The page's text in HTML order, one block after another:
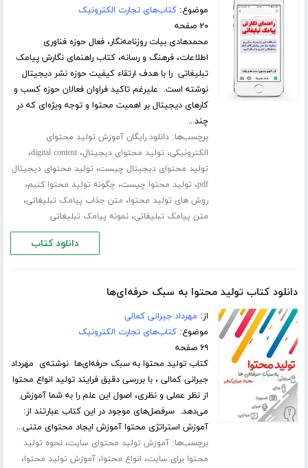
موضوع:کتاب‌های تجارت الکترونیک
۲۰ صفحه
محمدهادی بیات روزنامه‌نگار، فعال حوزه فناوری
اطلاعات، فرهنگ و رسانه، کتاب راهنمای نگارش پیامک
تبلیغاتی را با هدف ارتقاء کیفیت حوزه نشر دیجیتال
نوشته است. علیرغم تاکید فراوان فعالان حوزه کسب و
کارهای دیجیتال بر اهمیت محتوا و توجه ویژه‌ای که در
چند...
برچسب‌ها:دانلود رایگان آموزش تولید محتوای
الکترونیکی، تولید محتوای دیجیتال،digital content،
تولید محتوای دیجیتال چیست، تولید محتوای دیجیتال
pdf، تولید محتوا چیست، چگونه تولید محتوا کنیم،
روش های تولید محتوا، متن جذاب پیامک تبلیغاتی،
متن پیامک تبلیغاتی،نمونه پیامک تبلیغاتی
دانلود کتاب
دانلود کتاب تولید محتوا به سبک حرفه‌ای‌ها
از: مهرداد جیرانی کمالی
موضوع:کتاب‌های تجارت الکترونیک
۶۹ صفحه
کتاب تولید محتوا به سبک حرفه‌ای‌ها نوشته‌ی مهرداد
جیرانی کمالی ، با بررسی دقیق فرایند تولید انواع محتوا
از نظر عملی و نظری، اصول این علم را به شما آموزش
می‌دهد. سرفصل‌های موجود در این کتاب عبارتند از:
آموزش استراتژی محتوا آموزش ایجاد محتوای متنی...
برچسب‌ها:آموزش تولید محتوای سایت،نحوه تولید
محتوا برای سایت، انواع محتوا،آموزش تولید محتوا،